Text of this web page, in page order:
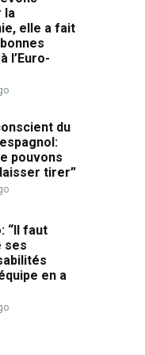
la
elle a fait
l’Euro-
du
pouvons
tirer”
“Il faut
ses
en a